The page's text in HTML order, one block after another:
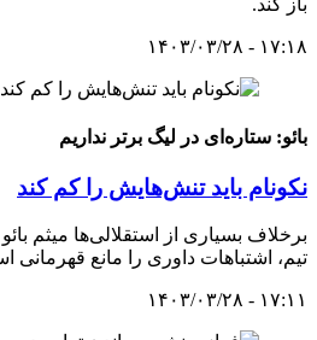
باز ‏کند.
۱۷:۱۸ - ۱۴۰۳/۰۳/۲۸
بائو: ستاره‌ای در لیگ برتر نداریم
نکونام باید تنش‌هایش را کم کند
برخلاف بسیاری از استقلالی‌ها میثم
تیم، اشتباهات داوری را مانع قهرمانی
۱۷:۱۱ - ۱۴۰۳/۰۳/۲۸